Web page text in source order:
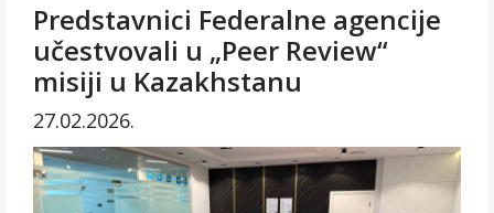
Predstavnici Federalne agencije
učestvovali u „Peer Review“
misiji u Kazakhstanu
27.02.2026.